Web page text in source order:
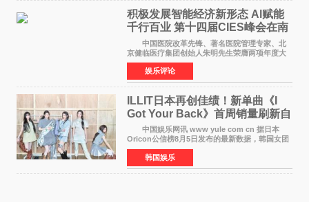
积极发展智能经济新形态 Al赋能
千行百业 第十四届CIES峰会在南
京盛大召开
中国医院改革先锋、著名医院管理专家、北
京健临医疗集团创始人朱明先生荣膺两项年度大
奖 2026年7月31日，盛夏金陵，长江之畔，
以重落地·真务实·强链接为主题的2026&lsquo;人
工智能+&rsquo
娱乐评论
ILLIT日本再创佳绩！新单曲《I
Got Your Back》首周销量刷新自
身纪录
中国娱乐网讯 www yule com cn 据日本
Oricon公信榜8月5日发布的最新数据，韩国女团
ILLIT在日本发行的第二张单曲《I Got Your
Back》首周销量达到71,009张，成功跻身最新一
期周单曲排行
韩国娱乐